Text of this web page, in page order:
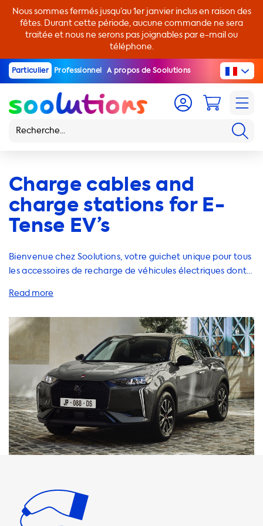
Nous sommes fermés jusqu’au 1er janvier inclus en raison des
fêtes. Durant cette période, aucune commande ne sera
traitée et nous ne serons pas joignables par e-mail ou
téléphone.
Particulier Professionnel A propos de Soolutions
Charge cables and
charge stations for E-
Tense EV’s
Bienvenue chez Soolutions, votre guichet unique pour tous
les accessoires de recharge de véhicules électriques dont
une gamme complète de solutions de recharge à domicile,
adaptateurs et des accessoires pour vous aider à
maximiser l'expérience de recharge de votre véhicule
charge maximale sur les stations de recharge AC est de 22
kW pour votre DS 3 E-Tense. Cela signifie que votre voiture
ne pourra jamais se charger plus rapidement que cela sur
les stations de recharge AC. Nous recommandons des
produits qui ont une vitesse de charge égale à la vitesse de
charge maximale de votre voiture. Veuillez noter que la
charge plus rapide n'est possible qu'avec les véhicules qui
recharge pour votre DS 3 E-Tense, y compris les câbles de
recharge AC de 3,7 kW et 7,4 kW pour une recharge rapide